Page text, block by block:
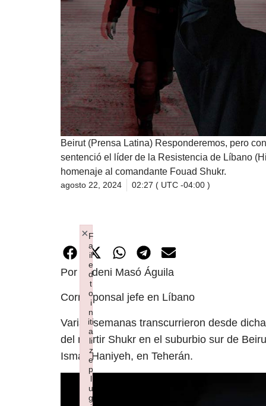
Beirut (Prensa Latina) Responderemos, pero
sentenció el líder de la Resistencia de Líbano
homenaje al comandante Fouad Shukr.
agosto 22, 2024 02:27 ( UTC -04:00 )
Por Yodeni Masó Águila
Corresponsal jefe en Líbano
Varias semanas transcurrieron desde
del mártir Shukr en el suburbio sur de
Ismail Haniyeh, en Teherán.
F
a
il
e
d
t
o
i
n
iti
a
li
z
e
p
l
u
g
×